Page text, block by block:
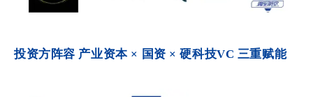
投资方阵容 产业资本 × 国资 × 硬科技VC 三重赋能